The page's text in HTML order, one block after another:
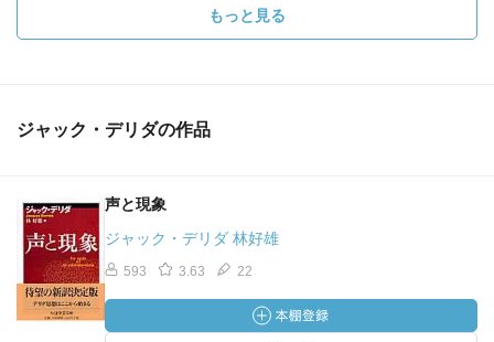
もっと見る
ジャック・デリダの作品
声と現象
ジャック・デリダ 林好雄
593 3.63 22